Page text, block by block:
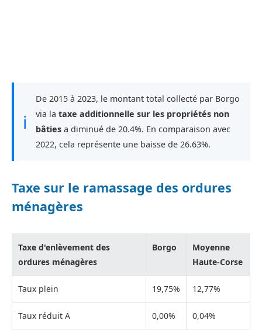
ℹ
De 2015 à 2023, le montant total collecté par Borgo
via la taxe additionnelle sur les propriétés non
bâties a diminué de 20.4%. En comparaison avec
2022, cela représente une baisse de 26.63%.
Taxe sur le ramassage des ordures
ménagères
Taxe d'enlèvement des
ordures ménagères
Borgo
Moyenne
Haute-Corse
Taux plein 19,75% 12,77%
Taux réduit A 0,00% 0,04%